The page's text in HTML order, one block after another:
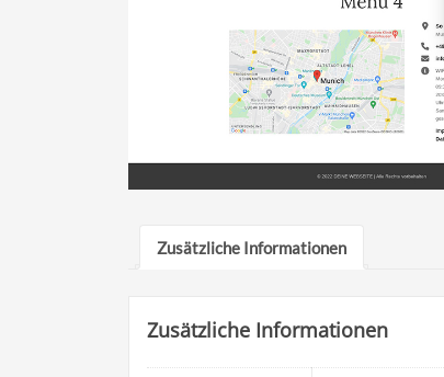
Zusätzliche Informationen
Zusätzliche Informationen